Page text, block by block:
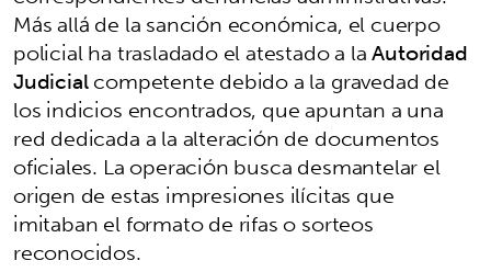
Más allá de la sanción económica, el cuerpo
policial ha trasladado el atestado a laAutoridad
Judicialcompetente debido a la gravedad de
los indicios encontrados, que apuntan a una
red dedicada a la alteración de documentos
oficiales. La operación busca desmantelar el
origen de estas impresiones ilícitas que
imitaban el formato de rifas o sorteos
reconocidos.